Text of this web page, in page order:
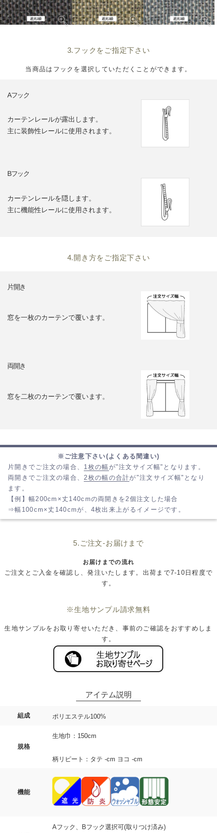
組成 ポリエステル100%
規格
生地巾：150cm
柄リピート：タテ -cm ヨコ -cm
機能
Aフック、Bフック選択可(取りつけ済み)
3.フックをご指定下さい
当商品はフックを選択していただくことができます。
Aフック
カーテンレールが露出します。
主に装飾性レールに使用されます。
Bフック
カーテンレールを隠します。
主に機能性レールに使用されます。
4.開き方をご指定下さい
片開き
窓を一枚のカーテンで覆います。
両開き
窓を二枚のカーテンで覆います。
※ご注意下さい(よくある間違い)
片開きでご注文の場合、 1枚の幅 が"注文サイズ幅"となります。
両開きでご注文の場合、2枚の幅の合計が"注文サイズ幅"となり
ます。
【例】幅200cm×丈140cmの両開きを2個注文した場合
⇒幅100cm×丈140cmが、4枚出来上がるイメージです。
5.ご注文-お届けまで
お届けまでの流れ
ご注文とご入金を確認し、発注いたします。出荷まで7-10日程度で
す。
※生地サンプル請求無料
生地サンプルをお取り寄せいただき、事前のご確認をおすすめしま
す。